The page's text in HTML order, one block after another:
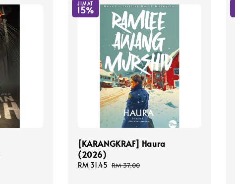
JIMAT
15%
[KARANGKRAF] Haura
(2026)
Sale
RM 31.45 Regular
RM 37.00